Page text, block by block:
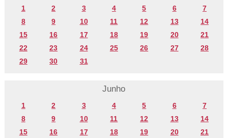
1 2 3 4 5 6
7
8
9 10 11 12 13
14
15
16 17 18 19 20
21
22
23 24 25 26 27
28
29
30 31
Junho
1 2 3 4 5 6
7
8
9 10 11 12 13
14
15
16 17 18 19 20
21